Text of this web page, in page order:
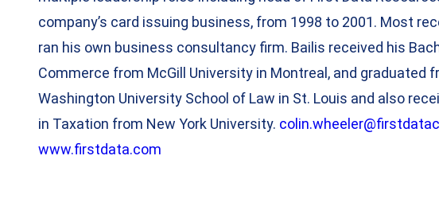
company’s card issuing business, from 1998 to 2001. Most
ran his own business consultancy firm. Bailis received his
Commerce from McGill University in Montreal, and graduated
Washington University School of Law in St. Louis and also
in Taxation from New York University.
www.firstdata.com